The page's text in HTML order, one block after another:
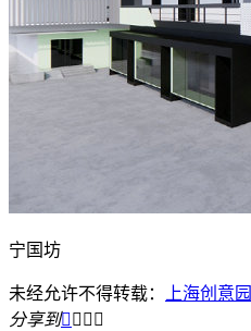
宁国坊
未经允许不得转载： 上海创意
分享到   